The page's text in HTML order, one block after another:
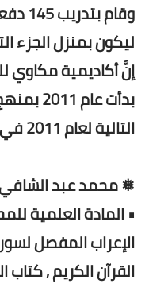
ليكون بمنزل الجزء
إنَّ أكاديمية مكاوي
بدأت
التالية لعام 2011 في محافظات مصر المختلفة مثل الإسكندرية والمنصورة وبورسعيد.
❅ محمد عبد الشافي
• المادة العلمية
الإعراب المفصل
القرآن الكريم ,